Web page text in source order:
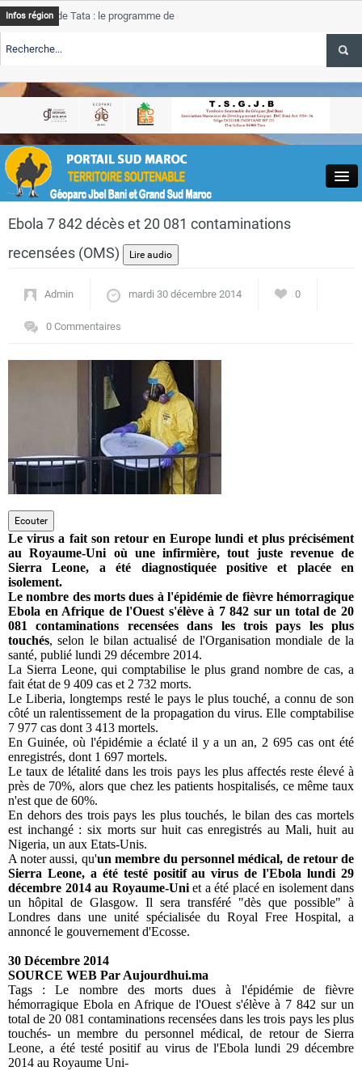
Close
Actualités
Circuits touristiques
Régions
Hotels
Evenements
Contact
Infos région
de Tata : le programme de rehabilitation post-inondations
TSGJB Tourisme : l’ONMT renforce l’aerien a Dakhla et
Tata
TSGJB Tourisme au Maroc : Transavia renforce les vols Paris-
Ebola 7 842 décès et 20 081 contaminations
recensées (OMS)
Admin mardi 30 décembre 2014 0
0 Commentaires
Ecouter
Le virus a fait son retour en Europe lundi et plus précisément
au Royaume-Uni où une infirmière, tout juste revenue de
Sierra Leone, a été diagnostiquée positive et placée en
isolement.
Le nombre des morts dues à l'épidémie de fièvre hémorragique
Ebola en Afrique de l'Ouest s'élève à 7 842 sur un total de 20
081 contaminations recensées dans les trois pays les plus
touchés, selon le bilan actualisé de l'Organisation mondiale de la
santé, publié lundi 29 décembre 2014.
La Sierra Leone, qui comptabilise le plus grand nombre de cas, a
fait état de 9 409 cas et 2 732 morts.
Le Liberia, longtemps resté le pays le plus touché, a connu de son
côté un ralentissement de la propagation du virus. Elle comptabilise
7 977 cas dont 3 413 mortels.
En Guinée, où l'épidémie a éclaté il y a un an, 2 695 cas ont été
enregistrés, dont 1 697 mortels.
Le taux de létalité dans les trois pays les plus affectés reste élevé à
près de 70%, alors que chez les patients hospitalisés, ce même taux
n'est que de 60%.
En dehors des trois pays les plus touchés, le bilan des cas mortels
est inchangé : six morts sur huit cas enregistrés au Mali, huit au
Nigeria, un aux Etats-Unis.
A noter aussi, qu'un membre du personnel médical, de retour de
Sierra Leone, a été testé positif au virus de l'Ebola lundi 29
décembre 2014 au Royaume-Uni et a été placé en isolement dans
un hôpital de Glasgow. Il sera transféré "dès que possible" à
Londres dans une unité spécialisée du Royal Free Hospital, a
annoncé le gouvernement d'Ecosse.
30 Décembre 2014
SOURCE WEB Par Aujourdhui.ma
Tags : Le nombre des morts dues à l'épidémie de fièvre
hémorragique Ebola en Afrique de l'Ouest s'élève à 7 842 sur un
total de 20 081 contaminations recensées dans les trois pays les plus
touchés- un membre du personnel médical, de retour de Sierra
Leone, a été testé positif au virus de l'Ebola lundi 29 décembre
2014 au Royaume Uni-